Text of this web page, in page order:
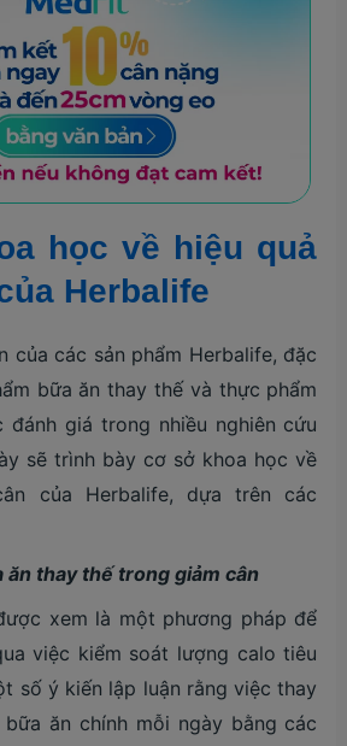
học về hiệu quả
Herbalife
của các sản phẩm Herbalife, đặc
bữa ăn thay thế và thực phẩm
đánh giá trong nhiều nghiên cứu
sẽ trình bày cơ sở khoa học về
của Herbalife, dựa trên các
ăn thay thế trong giảm cân
xem là một phương pháp để
việc kiểm soát lượng calo tiêu
số ý kiến lập luận rằng việc thay
ăn chính mỗi ngày bằng các